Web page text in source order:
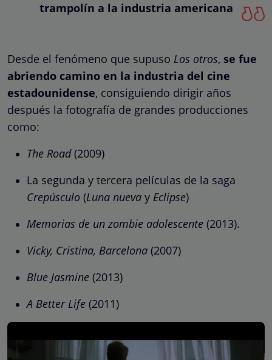
trampolín a la industria americana
Desde el fenómeno que supuso Los otros, se fue
abriendo camino en la industria del cine
estadounidense, consiguiendo dirigir años
después la fotografía de grandes producciones
como:
The Road(2009)
La segunda y tercera películas de la saga
Crepúsculo (Luna nueva y Eclipse)
Memorias de un zombie adolescente (2013).
Vicky, Cristina, Barcelona (2007)
Blue Jasmine (2013)
A Better Life (2011)